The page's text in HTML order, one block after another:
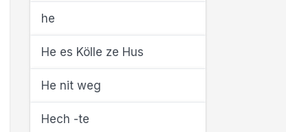
he
He es Kölle ze Hus
He nit weg
Hech -te